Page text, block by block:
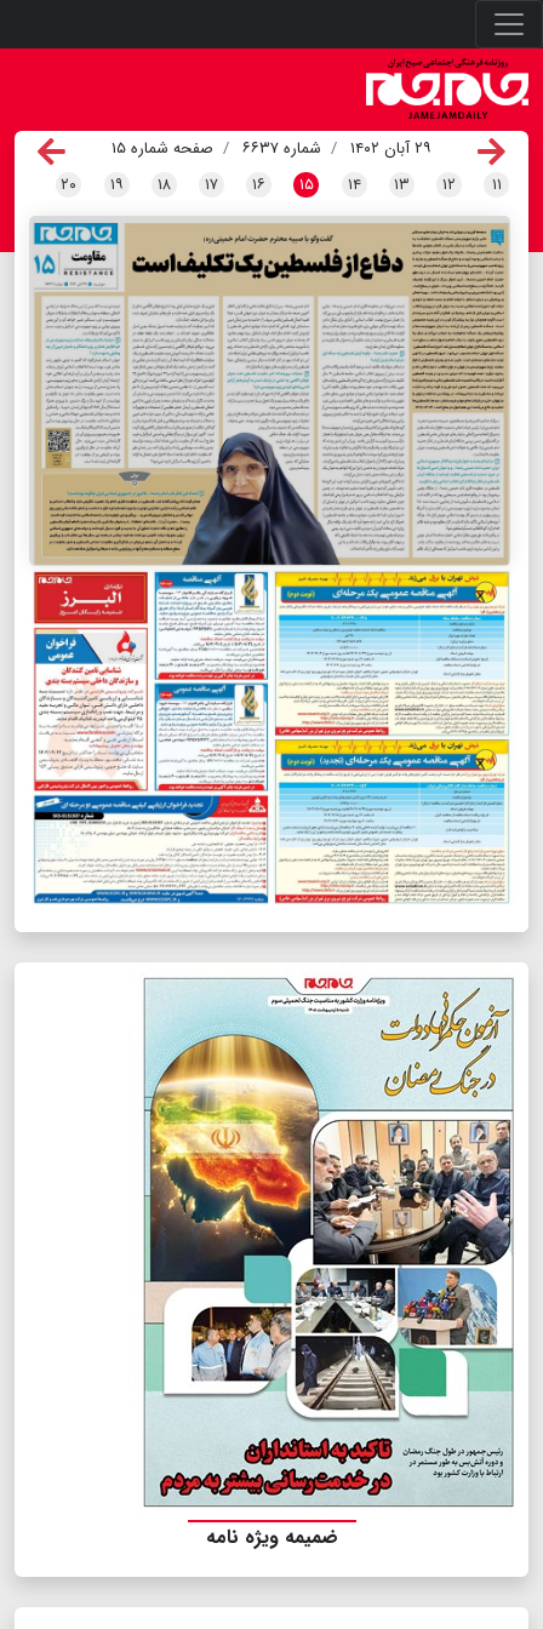
۲۹ آبان ۱۴۰۲ شماره ۶۶۳۷
صفحه شماره ۱۵
۱۱ ۱۲ ۱۳ ۱۴ ۱۵ ۱۶ ۱۷ ۱۸ ۱۹ ۲۰
ضمیمه ویژه نامه